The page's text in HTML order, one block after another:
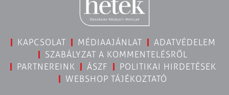
KAPCSOLAT MÉDIAAJÁNLAT
ADATVÉDELEM
SZABÁLYZAT A KOMMENTELÉSRŐL
PARTNEREINK
ÁSZF
POLITIKAI HIRDETÉSEK
WEBSHOP TÁJÉKOZTATÓ